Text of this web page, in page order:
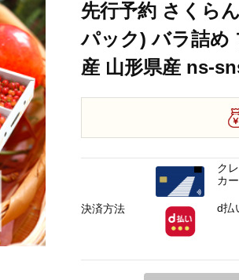
先行予約 さくら
パック) バラ詰め
産 山形県産 ns-
決済方法
ク
カ
d払